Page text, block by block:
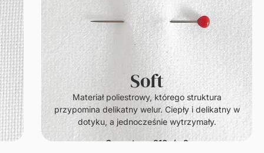
Soft
Materiał poliestrowy, którego struktura
przypomina delikatny welur. Ciepły i delikatny w
dotyku, a jednocześnie wytrzymały.
Gramatura: 210g/m2